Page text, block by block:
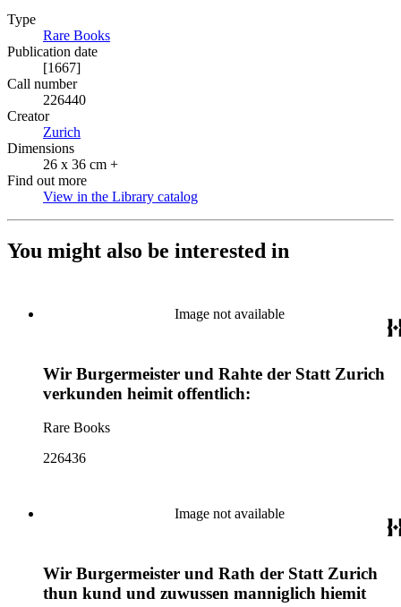
Type
Rare Books
Publication date
[1667]
Call number
226440
Creator
Zurich
Dimensions
26 x 36 cm +
Find out more
View in the Library catalog
You might also be interested in
Image not available
Wir Burgermeister und Rahte der Statt Zurich
verkunden heimit offentlich:
Rare Books
226436
Image not available
Wir Burgermeister und Rath der Statt Zurich
thun kund und zuwussen manniglich hiemit